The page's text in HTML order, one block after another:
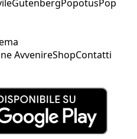
GutenbergPopotusPop
AvvenireShopContatti